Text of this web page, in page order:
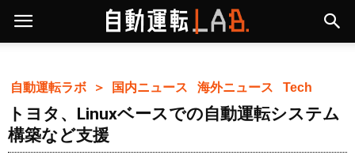
自動運転ラボ ＞ 国内ニュース 海外ニュース Tech
トヨタ、Linuxベースでの自動運転システム
構築など支援